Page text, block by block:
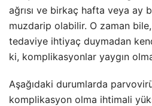
ağrısı ve birkaç hafta veya ay
muzdarip olabilir. O zaman
tedaviye ihtiyaç duymadan
ki, komplikasyonlar yaygın
Aşağıdaki durumlarda
komplikasyon olma ihtimali